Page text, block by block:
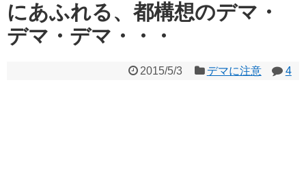
にあふれる、都構想のデマ・
デマ・デマ・・・
2015/5/3 デマに注意 4